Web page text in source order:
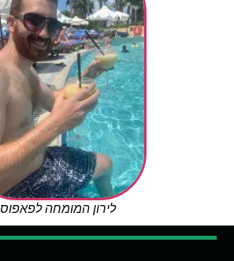
לירון המומחה לפאפוס